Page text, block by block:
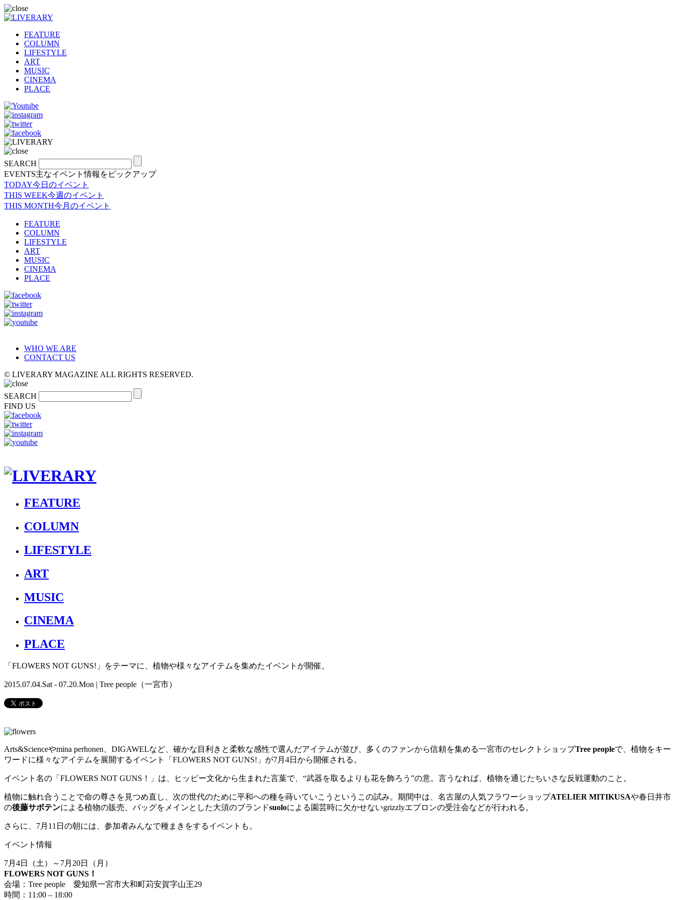
FEATURE
COLUMN
LIFESTYLE
ART
MUSIC
CINEMA
PLACE
SEARCH
EVENTS主なイベント情報をピックアップ
TODAY今日のイベント
THIS WEEK今週のイベント
THIS MONTH今月のイベント
FEATURE
COLUMN
LIFESTYLE
ART
MUSIC
CINEMA
PLACE
WHO WE ARE
CONTACT US
© LIVERARY MAGAZINE ALL RIGHTS RESERVED.
SEARCH
FIND US
FEATURE
COLUMN
LIFESTYLE
ART
MUSIC
CINEMA
PLACE
「FLOWERS NOT GUNS!」をテーマに、植物や様々なアイテムを集めたイベントが開催。
2015.07.04.Sat - 07.20.Mon | Tree people（一宮市）
Arts&Scienceやmina perhonen、DIGAWELなど、確かな目利きと柔軟な感性で選んだアイテムが並び、多くのファンから信頼を集める一宮市のセレクトショップTree peopleで、植物をキー
ワードに様々なアイテムを展開するイベント「FLOWERS NOT GUNS!」が7月4日から開催される。
イベント名の「FLOWERS NOT GUNS！」は、ヒッピー文化から生まれた言葉で、“武器を取るよりも花を飾ろう”の意。言うなれば、植物を通じたちいさな反戦運動のこと。
植物に触れ合うことで命の尊さを見つめ直し、次の世代のために平和への種を蒔いていこうというこの試み。期間中は、名古屋の人気フラワーショップATELIER MITIKUSAや春日井市
の後藤サボテンによる植物の販売、バッグをメインとした大須のブランドsuoloによる園芸時に欠かせないgrizzlyエプロンの受注会などが行われる。
さらに、7月11日の朝には、参加者みんなで種まきをするイベントも。
イベント情報
7月4日（土）～7月20日（月）
FLOWERS NOT GUNS！
会場：Tree people 愛知県一宮市大和町苅安賀字山王29
時間：11:00 – 18:00